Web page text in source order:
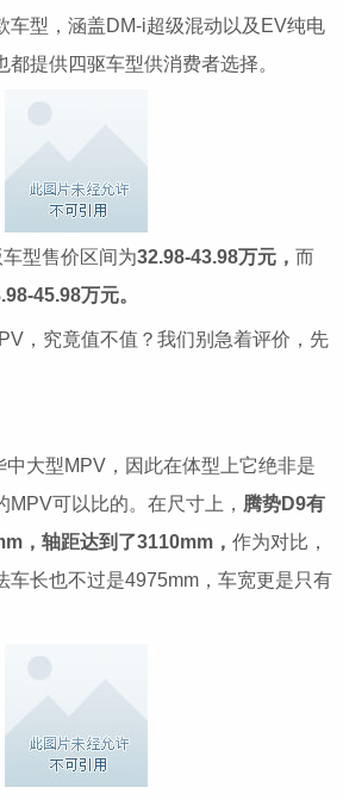
车型，涵盖DM-i超级混动以及EV纯电
提供四驱车型供消费者选择。
型售价区间为32.98-43.98万元， 而
45.98万元。
，究竟值不值？我们别急着评价，先
大型MPV，因此在体型上它绝非是
可以比的。在尺寸上， 腾势D9有
，轴距达到了3110mm， 作为对比，
车长也不过是4975mm，车宽更是只有